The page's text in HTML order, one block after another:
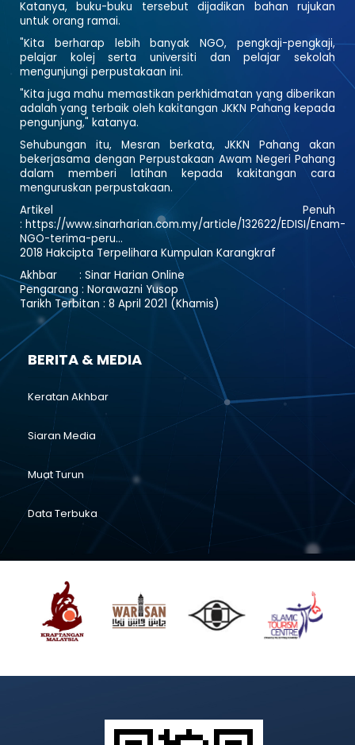
Katanya, buku-buku tersebut dijadikan bahan rujukan
untuk orang ramai.
"Kita berharap lebih banyak NGO, pengkaji-pengkaji,
pelajar kolej serta universiti dan pelajar sekolah
mengunjungi perpustakaan ini.
"Kita juga mahu memastikan perkhidmatan yang diberikan
adalah yang terbaik oleh kakitangan JKKN Pahang kepada
pengunjung," katanya.
Sehubungan itu, Mesran berkata, JKKN Pahang akan
bekerjasama dengan Perpustakaan Awam Negeri Pahang
dalam memberi latihan kepada kakitangan cara
menguruskan perpustakaan.
Artikel Penuh
: https://www.sinarharian.com.my/article/132622/EDISI/Enam-
NGO-terima-peru...
2018 Hakcipta Terpelihara Kumpulan Karangkraf
Akhbar : Sinar Harian Online
Pengarang : Norawazni Yusop
Tarikh Terbitan : 8 April 2021 (Khamis)
BERITA & MEDIA
Keratan Akhbar
Siaran Media
Muat Turun
Data Terbuka